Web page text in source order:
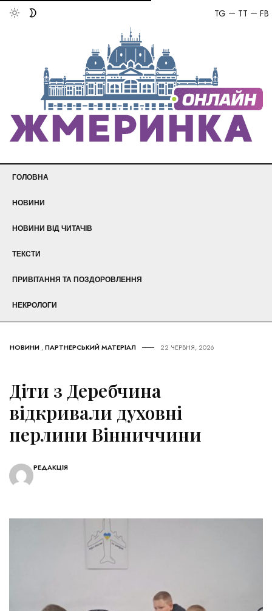
FB
TT
TG
ГОЛОВНА
НОВИНИ
НОВИНИ ВІД ЧИТАЧІВ
ТЕКСТИ
ПРИВІТАННЯ ТА ПОЗДОРОВЛЕННЯ
НЕКРОЛОГИ
НОВИНИ ,ПАРТНЕРСЬКИЙ МАТЕРІАЛ 22 ЧЕРВНЯ, 2026
Діти з Деребчина
відкривали духовні
перлини Вінниччини
РЕДАКЦІЯ